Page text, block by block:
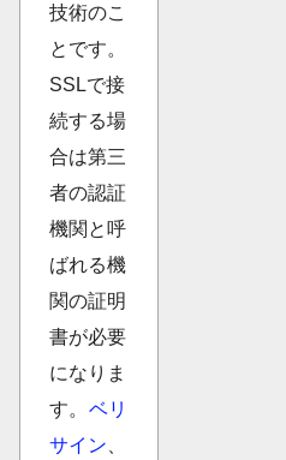
技術のこ
とです。
SSLで接
続する場
合は第三
者の認証
機関と呼
ばれる機
関の証明
書が必要
になりま
す。 ベリ
サイン